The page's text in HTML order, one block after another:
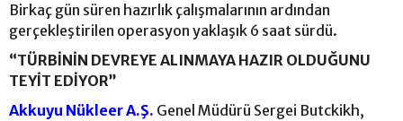
Birkaç gün süren hazırlık çalışmalarının ardından
gerçekleştirilen operasyon yaklaşık 6 saat sürdü.
“TÜRBİNİN DEVREYE ALINMAYA HAZIR OLDUĞUNU
TEYİT EDİYOR”
Akkuyu Nükleer A.Ş. Genel Müdürü Sergei Butckikh,